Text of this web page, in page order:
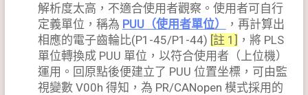
解析度太高，不適合使用者觀察。使用者可自行
定義單位，稱為 PUU（使用者單位）
，再計算出
相應的電子齒輪比(P1-45/P1-44) [註 1] ，將 PLS
單位轉換成 PUU 單位，以符合使用者（上位機）
運用。回原點後便建立了 PUU 位置坐標，可由監
視變數 V00h 得知，為 PR/CANopen 模式採用的